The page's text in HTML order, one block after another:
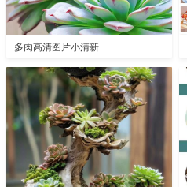
多肉高清图片小清新